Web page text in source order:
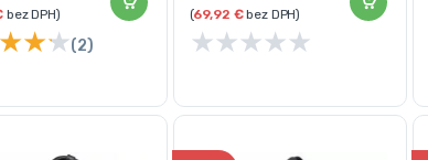
bez DPH)
★★★(2)
(69,92 €bez DPH)
★★★★★